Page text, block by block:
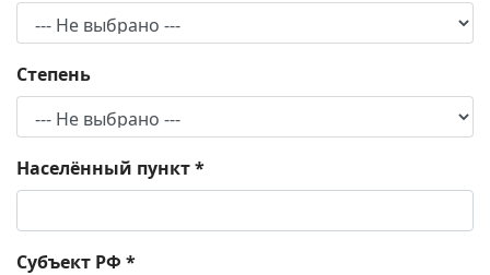
Степень
Населённый пункт*
Субъект РФ *